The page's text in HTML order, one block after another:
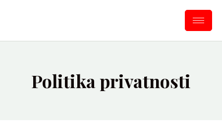
Politika privatnosti